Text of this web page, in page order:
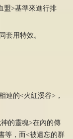
盟>基準來進行排
套用特效。
連的<火紅溪谷>，
的靈魂>在內的傳
等，而<被遺忘的群